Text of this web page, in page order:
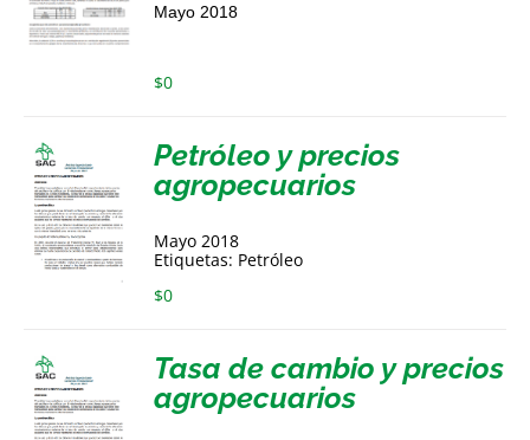
Mayo 2018
$0
Petróleo y precios
agropecuarios
Mayo 2018
Etiquetas: Petróleo
$0
Tasa de cambio y precios
agropecuarios